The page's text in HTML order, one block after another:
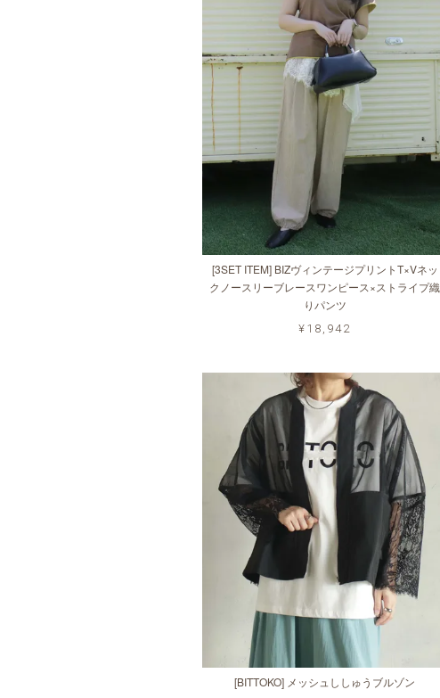
[3SET ITEM] BIZヴィンテージプリントT×Vネッ
クノースリーブレースワンピース×ストライプ織
りパンツ
¥18,942
[BITTOKO] メッシュししゅうブルゾン